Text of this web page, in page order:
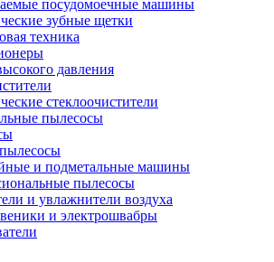
посудомоечные машины
зубные щетки
техника
давления
стеклоочистители
пылесосы
и подметальные машины
пылесосы
и увлажнители воздуха
и электрошвабры